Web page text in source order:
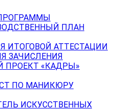
ПЛАН
ИТОГОВОЙ АТТЕСТАЦИИ
ЗАЧИСЛЕНИЯ
ПРОЕКТ «КАДРЫ»
ПО МАНИКЮРУ
ИСКУССТВЕННЫХ